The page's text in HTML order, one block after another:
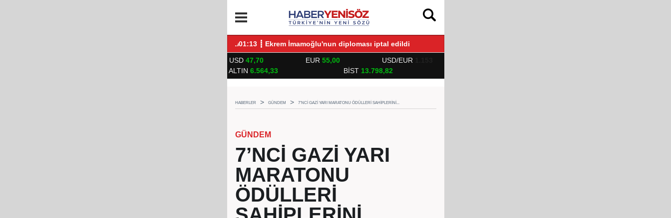
23:01 ┋ BATTALGAZİ’DE ÇOCUKLAR GELENEKSEL OYUNLARLA BULUŞTU01:13 ┋ Ekrem İmamoğlu'nun diploması iptal edildi
USD 47,70 EUR 55,00 USD/EUR
ALTIN 6.564,33 BİST 13.798,82
HABERLER GÜNDEM 7’NCİ GAZİ YARI MARATONU ÖDÜLLERİ SAHİPLERİNİ...
GÜNDEM
7’NCİ GAZİ YARI
MARATONU
ÖDÜLLERİ